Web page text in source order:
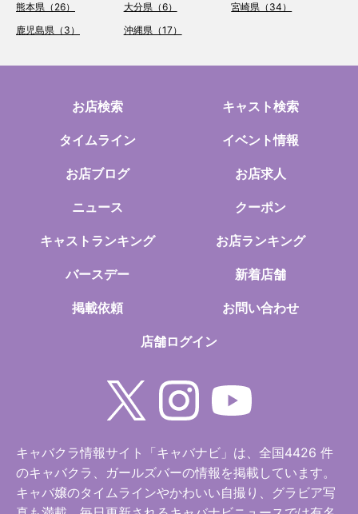
熊本県（26）
大分県（6）
宮崎県（34）
鹿児島県（3）
沖縄県（17）
お店検索 キャスト検索
タイムライン イベント情報
お店ブログ お店求人
ニュース クーポン
キャストランキング お店ランキング
バースデー 新着店舗
掲載依頼 お問い合わせ
店舗ログイン
キャバクラ情報サイト「キャバナビ」は、全国4426 件
のキャバクラ、ガールズバーの情報を掲載しています。
キャバ嬢のタイムラインやかわいい自撮り、グラビア写